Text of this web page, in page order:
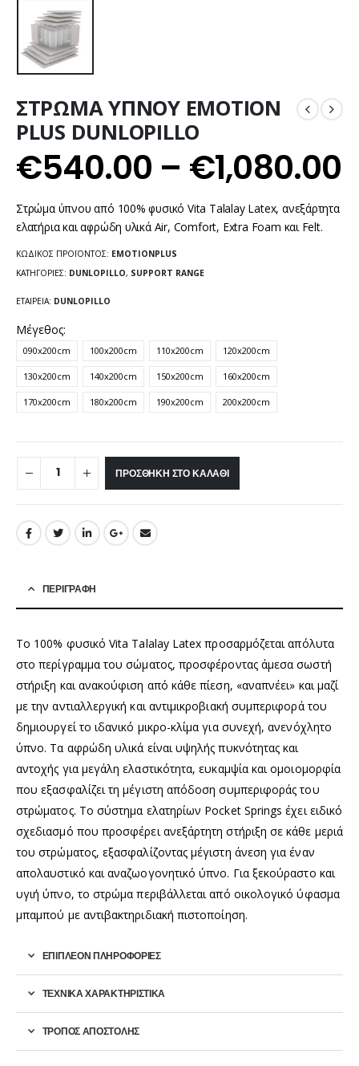
ΣΤΡΩΜΑ ΥΠΝΟΥ EMOTION
PLUS DUNLOPILLO
€540.00 – €1,080.00
Στρώμα ύπνου από 100% φυσικό Vita Talalay Latex, ανεξάρτητα
ελατήρια και αφρώδη υλικά Air, Comfort, Extra Foam και Felt.
ΚΩΔΙΚΌΣ ΠΡΟΪΌΝΤΟΣ: EMOTIONPLUS
ΚΑΤΗΓΟΡΊΕΣ: DUNLOPILLO, SUPPORT RANGE
ΕΤΑΙΡΕΊΑ: DUNLOPILLO
Μέγεθος
090x200cm 100x200cm 110x200cm 120x200cm
130x200cm 140x200cm 150x200cm 160x200cm
170x200cm 180x200cm 190x200cm 200x200cm
ΠΡΟΣΘΉΚΗ ΣΤΟ ΚΑΛΆΘΙ
ΠΕΡΙΓΡΑΦΉ
Το 100% φυσικό Vita Talalay Latex προσαρμόζεται απόλυτα
στο περίγραμμα του σώματος, προσφέροντας άμεσα σωστή
στήριξη και ανακούφιση από κάθε πίεση, «αναπνέει» και μαζί
με την αντιαλλεργική και αντιμικροβιακή συμπεριφορά του
δημιουργεί το ιδανικό μικρο-κλίμα για συνεχή, ανενόχλητο
ύπνο. Τα αφρώδη υλικά είναι υψηλής πυκνότητας και
αντοχής για μεγάλη ελαστικότητα, ευκαμψία και ομοιομορφία
που εξασφαλίζει τη μέγιστη απόδοση συμπεριφοράς του
στρώματος. Το σύστημα ελατηρίων Pocket Springs έχει ειδικό
σχεδιασμό που προσφέρει ανεξάρτητη στήριξη σε κάθε μεριά
του στρώματος, εξασφαλίζοντας μέγιστη άνεση για έναν
απολαυστικό και αναζωογονητικό ύπνο. Για ξεκούραστο και
υγιή ύπνο, το στρώμα περιβάλλεται από οικολογικό ύφασμα
μπαμπού με αντιβακτηριδιακή πιστοποίηση.
ΕΠΙΠΛΈΟΝ ΠΛΗΡΟΦΟΡΊΕΣ
ΤΕΧΝΙΚΑ ΧΑΡΑΚΤΗΡΙΣΤΙΚΑ
ΤΡΟΠΟΣ ΑΠΟΣΤΟΛΗΣ